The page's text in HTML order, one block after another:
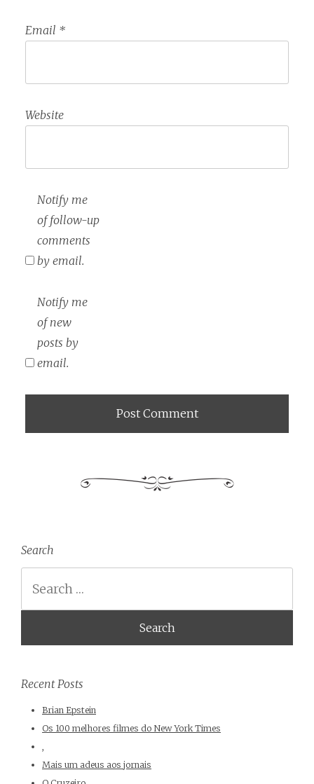
Email *
Website
Notify me
of follow-up
comments
by email.
Notify me
of new
posts by
email.
Search
Recent Posts
Brian Epstein
Os 100 melhores filmes do New York Times
Mais um adeus aos jornais